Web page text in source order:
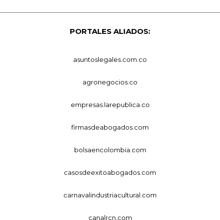
PORTALES ALIADOS:
asuntoslegales.com.co
agronegocios.co
empresas.larepublica.co
firmasdeabogados.com
bolsaencolombia.com
casosdeexitoabogados.com
carnavalindustriacultural.com
canalrcn.com